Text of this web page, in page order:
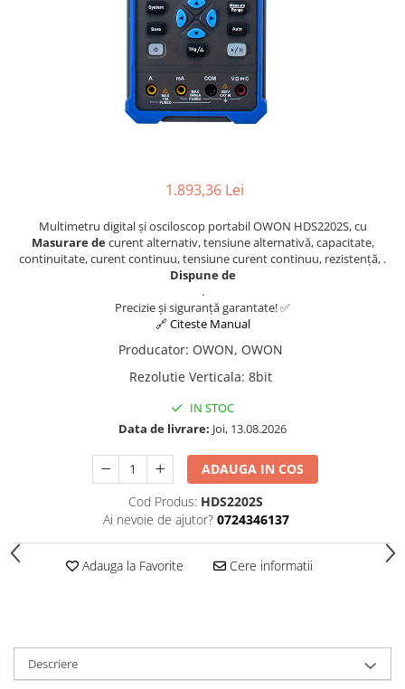
1.893,36 Lei
Multimetru digital și osciloscop portabil OWON HDS2202S, cu
Masurare decurent alternativ, tensiune alternativă, capacitate,
continuitate, curent continuu, tensiune curent continuu, rezistență, .
Dispune de
.
Precizie și siguranță garantate! ✅
🔗 Citeste Manual
Producator: OWON, OWON
Rezolutie Verticala: 8bit
IN STOC
Data de livrare: Joi, 13.08.2026
ADAUGA IN COS
Cod Produs: HDS2202S
Ai nevoie de ajutor? 0724346137
Adauga la Favorite Cere informatii
Descriere